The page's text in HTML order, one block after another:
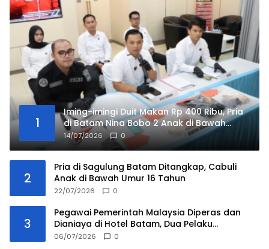
1
Iming-imingi Duit Makan Rp 400 Ribu, Pria
di Batam Nina Bobo 2 Anak di Bawah
Umur di Hotel
14/07/2026 0
2
Pria di Sagulung Batam Ditangkap, Cabuli
Anak di Bawah Umur 16 Tahun
22/07/2026 0
3
Pegawai Pemerintah Malaysia Diperas dan
Dianiaya di Hotel Batam, Dua Pelaku
Ditangkap
06/07/2026 0